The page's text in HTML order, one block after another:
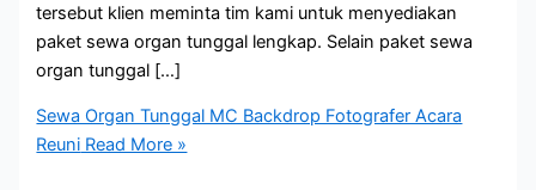
tersebut klien meminta tim kami untuk menyediakan
paket sewa organ tunggal lengkap. Selain paket sewa
organ tunggal […]
Sewa Organ Tunggal MC Backdrop Fotografer Acara
Reuni Read More »